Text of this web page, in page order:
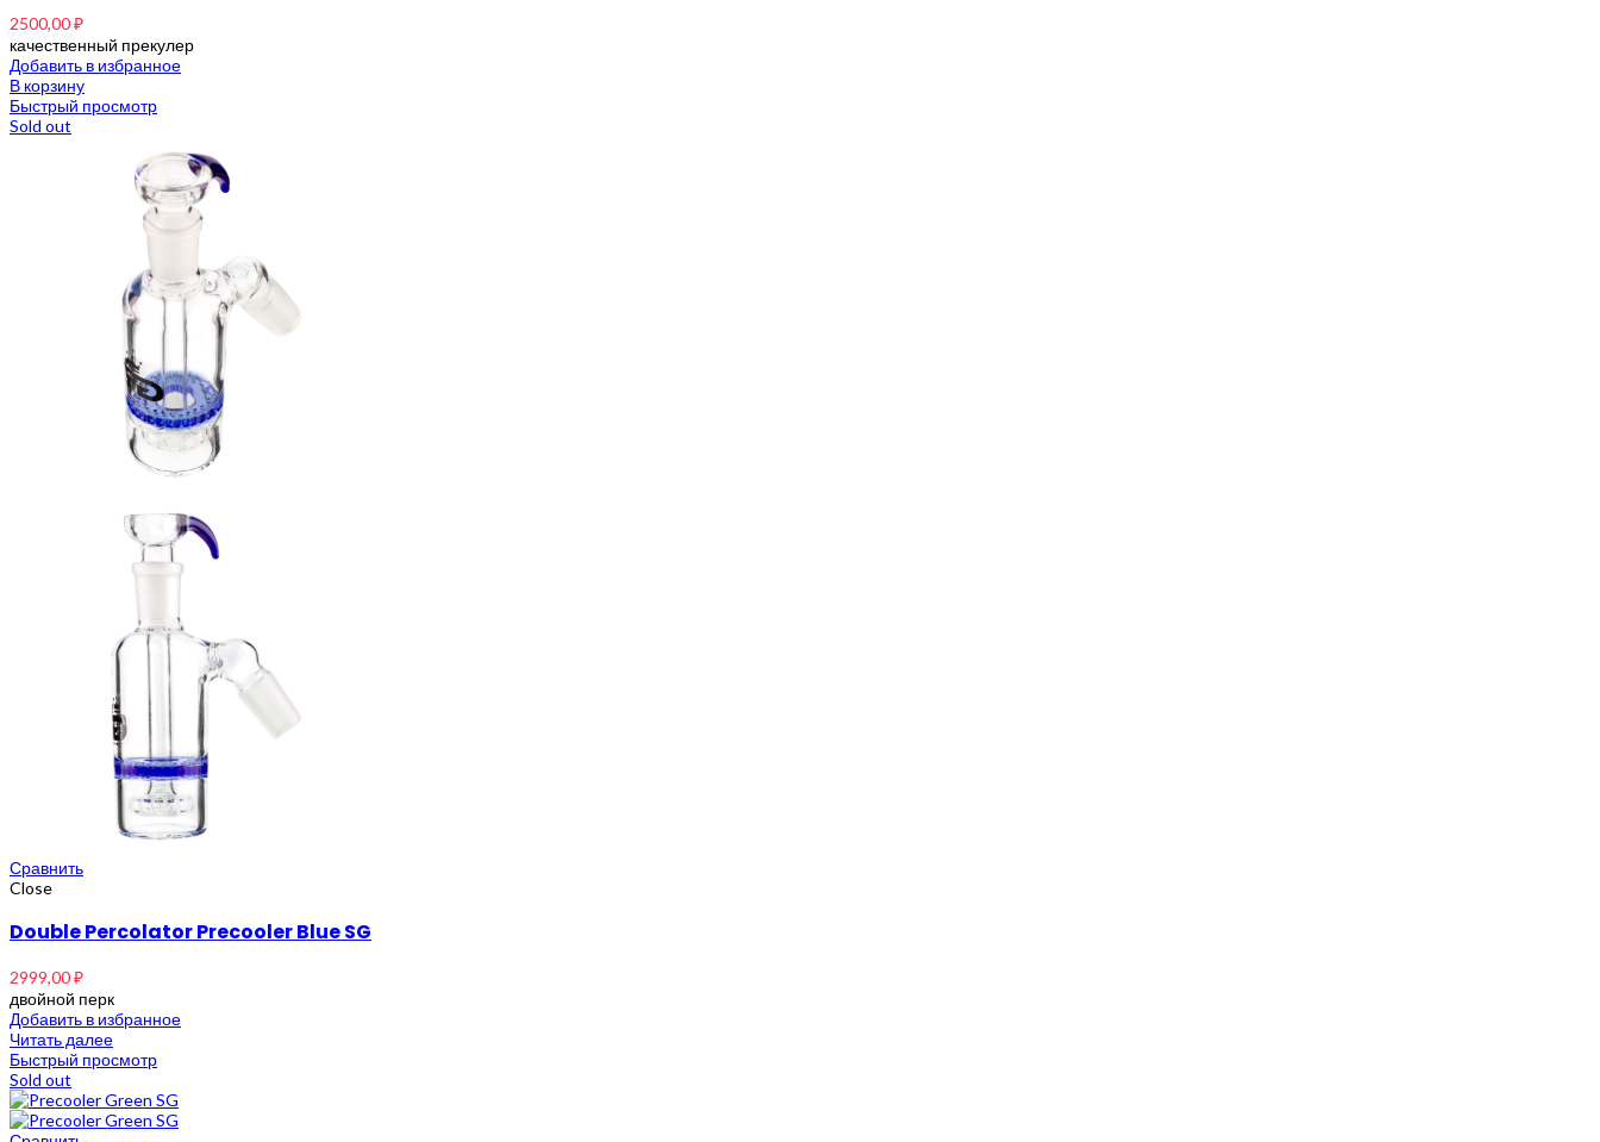
2500,00₽
качественный прекулер
Добавить в избранное
В корзину
Быстрый просмотр
Sold out
Сравнить
Close
Double Percolator Precooler Blue SG
2999,00₽
двойной перк
Добавить в избранное
Читать далее
Быстрый просмотр
Sold out